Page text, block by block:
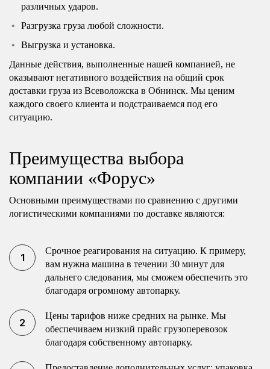
различных ударов.
Разгрузка груза любой сложности.
Выгрузка и установка.
Данные действия, выполненные нашей компанией, не
оказывают негативного воздействия на общий срок
доставки груза из Всеволожска в Обнинск. Мы ценим
каждого своего клиента и подстраиваемся под его
ситуацию.
Преимущества выбора
компании «Форус»
Основными преимуществами по сравнению с другими
логистическими компаниями по доставке являются:
Срочное реагирования на ситуацию. К примеру,
вам нужна машина в течении 30 минут для
дальнего следования, мы сможем обеспечить это
благодаря огромному автопарку.
Цены тарифов ниже средних на рынке. Мы
обеспечиваем низкий прайс грузоперевозок
благодаря собственному автопарку.